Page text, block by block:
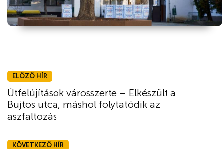
ELŐZŐ HÍR
Útfelújítások városszerte – Elkészült a
Bujtos utca, máshol folytatódik az
aszfaltozás
KÖVETKEZŐ HÍR